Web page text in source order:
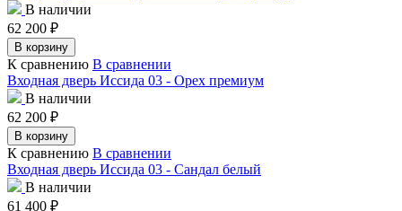
В наличии
62 200 ₽
В корзину
К сравнению В сравнении
Входная дверь Иссида 03 - Орех премиум
В наличии
62 200 ₽
В корзину
К сравнению В сравнении
Входная дверь Иссида 03 - Сандал белый
В наличии
61 400 ₽